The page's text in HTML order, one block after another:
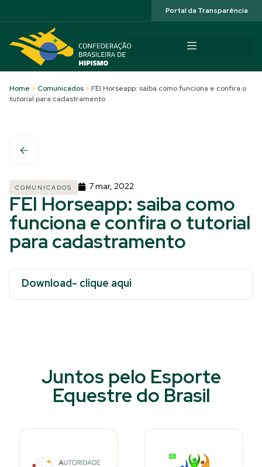
Portal da Transparência
Home > Comunicados > FEI Horseapp: saiba como funciona e confira o
tutorial para cadastramento
COMUNICADOS 7 mar, 2022
FEI Horseapp: saiba como
funciona e confira o tutorial
para cadastramento
Download- clique aqui
Juntos pelo Esporte
Equestre do Brasil